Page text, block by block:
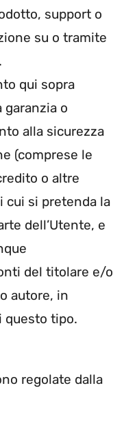
support o
su o tramite
qui sopra
o
alla sicurezza
(comprese le
o altre
cui si pretenda la
dell’Utente, e
del titolare e/o
autore, in
questo tipo.
regolate dalla